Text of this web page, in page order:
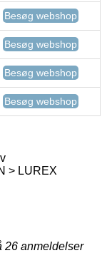
Besøg webshop
Besøg webshop
Besøg webshop
Besøg webshop
> LUREX
26 anmeldelser